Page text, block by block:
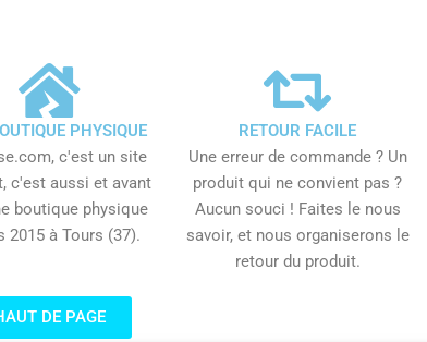
PHYSIQUE
c'est un site
c'est aussi et avant
boutique physique
2015 à Tours (37).
RETOUR FACILE
Une erreur de commande ? Un
produit qui ne convient pas ?
Aucun souci ! Faites le nous
savoir, et nous organiserons le
retour du produit.
DE PAGE